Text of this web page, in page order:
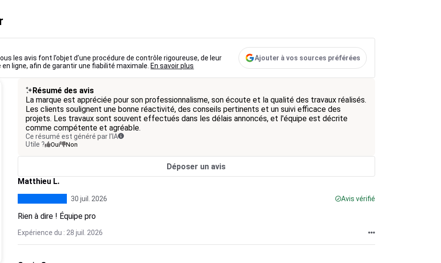
les avis font l’objet d’une procédure de contrôle rigoureuse, de leur
ligne, afin de garantir une fiabilité maximale. En savoir plus
Ajouter à vos sources préférées
Résumé des avis
La marque est appréciée pour son professionnalisme, son écoute et la qualité des travaux réalisés.
Les clients soulignent une bonne réactivité, des conseils pertinents et un suivi efficace des
projets. Les travaux sont souvent effectués dans les délais annoncés, et l'équipe est décrite
comme compétente et agréable.
Ce résumé est généré par l’IA
Utile ?
Oui Non
Déposer un avis
Matthieu L.
30 juil. 2026 Avis vérifié
Rien à dire ! Équipe pro
Expérience du : 28 juil. 2026